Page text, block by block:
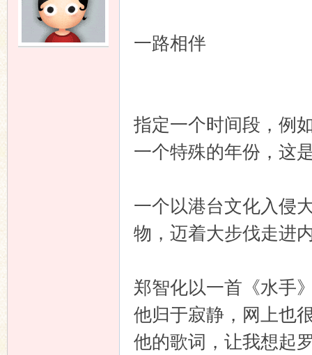
一路相伴
指定一个时间段，例
一个特殊的年份，这
一个以港台文化入侵
物，迈着大步伐走进
郑智化以一首《水手
他归于寂静，网上也
他的歌词，让我想起